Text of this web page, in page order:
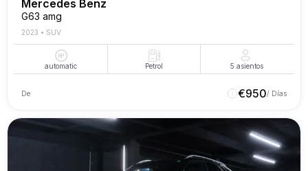
Mercedes Benz
G63 amg
2023 • SUV
automatic Petrol 5 asientos
De €950/ Días